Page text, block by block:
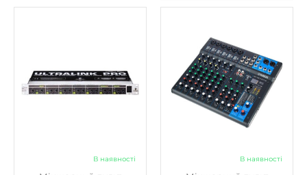
Behringer MX882 V2
В наявності
Yamaha MG12XUK